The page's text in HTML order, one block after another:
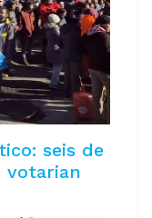
seis de
votarian